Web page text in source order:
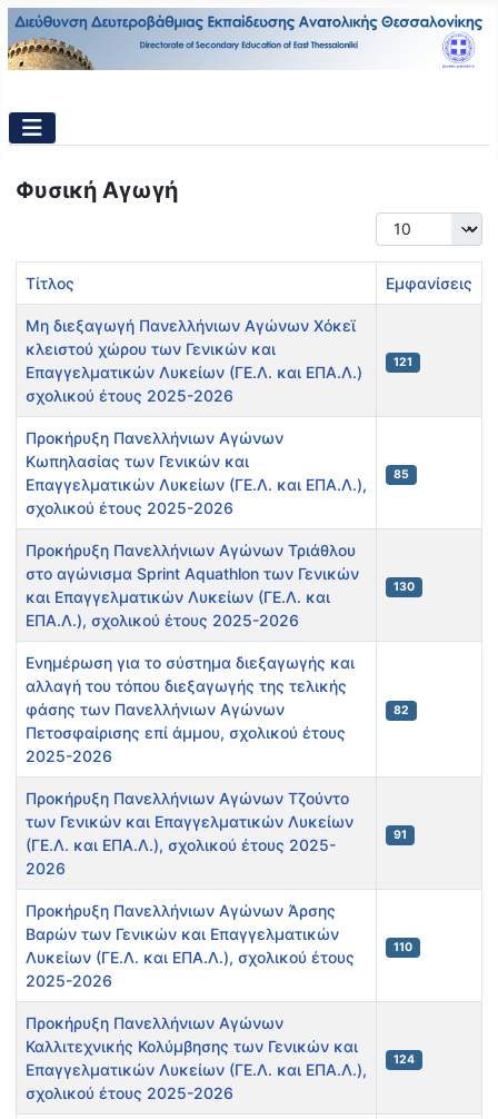
Φυσική Αγωγή
Εμφάνιση #
Τίτλος Εμφανίσεις
Μη διεξαγωγή Πανελλήνιων Αγώνων Χόκεϊ
κλειστού χώρου των Γενικών και
Επαγγελματικών Λυκείων (ΓΕ.Λ. και ΕΠΑ.Λ.)
σχολικού έτους 2025-2026
121
Προκήρυξη Πανελλήνιων Αγώνων
Κωπηλασίας των Γενικών και
Επαγγελματικών Λυκείων (ΓΕ.Λ. και ΕΠΑ.Λ.),
σχολικού έτους 2025-2026
85
Προκήρυξη Πανελλήνιων Αγώνων Τριάθλου
στο αγώνισμα Sprint Aquathlon των Γενικών
και Επαγγελματικών Λυκείων (ΓΕ.Λ. και
ΕΠΑ.Λ.), σχολικού έτους 2025-2026
130
Ενημέρωση για το σύστημα διεξαγωγής και
αλλαγή του τόπου διεξαγωγής της τελικής
φάσης των Πανελλήνιων Αγώνων
Πετοσφαίρισης επί άμμου, σχολικού έτους
2025-2026
82
Προκήρυξη Πανελλήνιων Αγώνων Τζούντο
των Γενικών και Επαγγελματικών Λυκείων
(ΓΕ.Λ. και ΕΠΑ.Λ.), σχολικού έτους 2025-
2026
91
Προκήρυξη Πανελλήνιων Αγώνων Άρσης
Βαρών των Γενικών και Επαγγελματικών
Λυκείων (ΓΕ.Λ. και ΕΠΑ.Λ.), σχολικού έτους
2025-2026
110
Προκήρυξη Πανελλήνιων Αγώνων
Καλλιτεχνικής Κολύμβησης των Γενικών και
Επαγγελματικών Λυκείων (ΓΕ.Λ. και ΕΠΑ.Λ.),
σχολικού έτους 2025-2026
124